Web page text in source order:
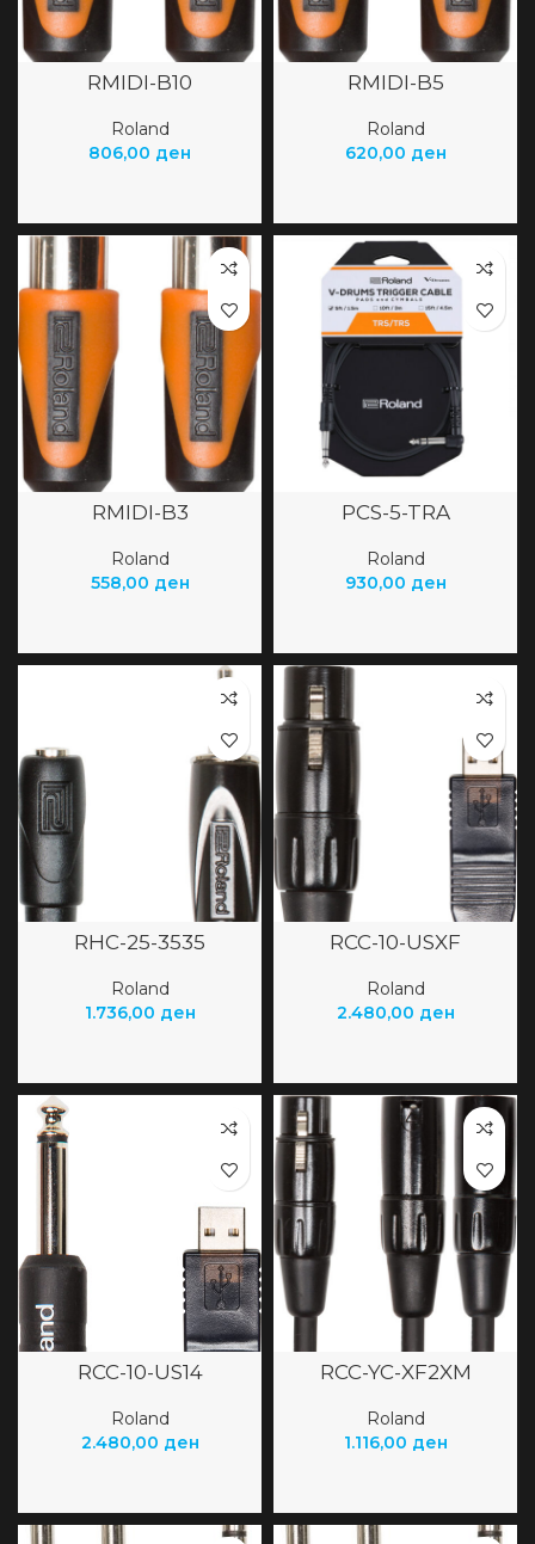
RMIDI-B10
Roland
806,00 ден
RMIDI-B5
Roland
620,00 ден
RMIDI-B3
Roland
558,00 ден
PCS-5-TRA
Roland
930,00 ден
RHC-25-3535
Roland
1.736,00 ден
RCC-10-USXF
Roland
2.480,00 ден
RCC-10-US14
Roland
2.480,00 ден
RCC-YC-XF2XM
Roland
1.116,00 ден